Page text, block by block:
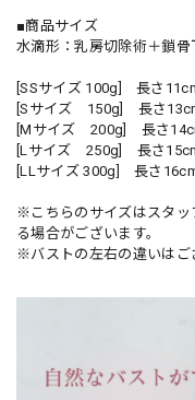
■商品サイズ
水滴形：乳房切除術＋鎖骨
[SSサイズ 100g] 長さ
[Sサイズ 150g] 長さ
[Mサイズ 200g] 長さ
[Lサイズ 250g] 長さ
[LLサイズ 300g] 長さ
※こちらのサイズはスタッ
る場合がございます。
※バストの左右の違いはご